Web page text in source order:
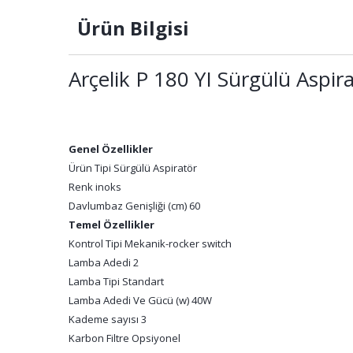
Ürün Bilgisi
Arçelik P 180 YI Sürgülü
Genel Özellikler
Ürün Tipi Sürgülü Aspiratör
Renk inoks
Davlumbaz Genişliği (cm) 60
Temel Özellikler
Kontrol Tipi Mekanik-rocker switch
Lamba Adedi 2
Lamba Tipi Standart
Lamba Adedi Ve Gücü (w) 40W
Kademe sayısı 3
Karbon Filtre Opsiyonel